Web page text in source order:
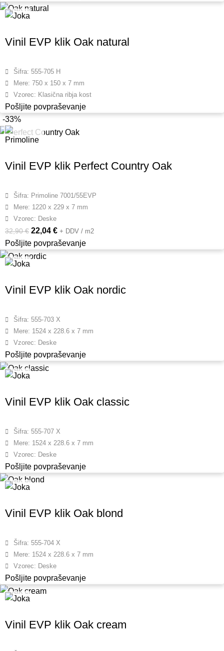
Vinil EVP klik Oak natural
Šifra: 555-705 H
Mere: 750 x 150 x 7 mm
Vzorec: Klasična ribja kost
Pošljite povpraševanje
-33%
Vinil EVP klik Perfect Country Oak
Šifra: Primoline 7001/55EVP
Mere: 1220 x 229 x 7 mm
Vzorec: Deske
32,90€ 22,04 € + DDV / m2
Pošljite povpraševanje
Vinil EVP klik Oak nordic
Šifra: 555-703 X
Mere: 1524 x 228.6 x 7 mm
Vzorec: Deske
Pošljite povpraševanje
Vinil EVP klik Oak classic
Šifra: 555-707 X
Mere: 1524 x 228.6 x 7 mm
Vzorec: Deske
Pošljite povpraševanje
Vinil EVP klik Oak blond
Šifra: 555-704 X
Mere: 1524 x 228.6 x 7 mm
Vzorec: Deske
Pošljite povpraševanje
Vinil EVP klik Oak cream